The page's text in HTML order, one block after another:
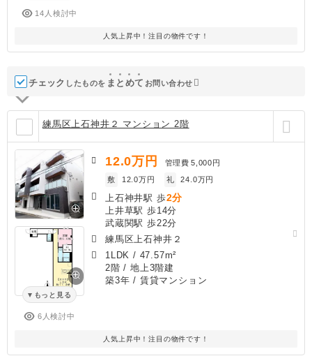
14人検討中
人気上昇中！注目の物件です！
チェック したものを ま と めて お問い合わせ
練馬区上石神井２ マンション 2階
もっと見る
6人検討中
12.0万円 管理費 5,000円
敷
12.0万円 礼 24.0万円
上石神井駅 歩2分
上井草駅 歩14分
武蔵関駅 歩22分
練馬区上石神井２
1LDK / 47.57m²
2階 / 地上3階建
築3年 / 賃貸マンション
人気上昇中！注目の物件です！